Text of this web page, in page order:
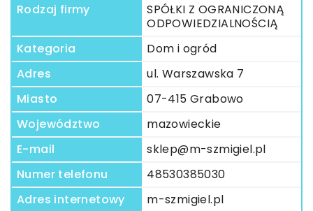
Rodzaj firmy
SPÓŁKI Z OGRANICZONĄ
ODPOWIEDZIALNOŚCIĄ
Kategoria
Dom i ogród
Adres
ul. Warszawska 7
Miasto
07-415 Grabowo
Województwo
mazowieckie
E-mail
sklep@m-szmigiel.pl
Numer telefonu
48530385030
Adres internetowy
m-szmigiel.pl